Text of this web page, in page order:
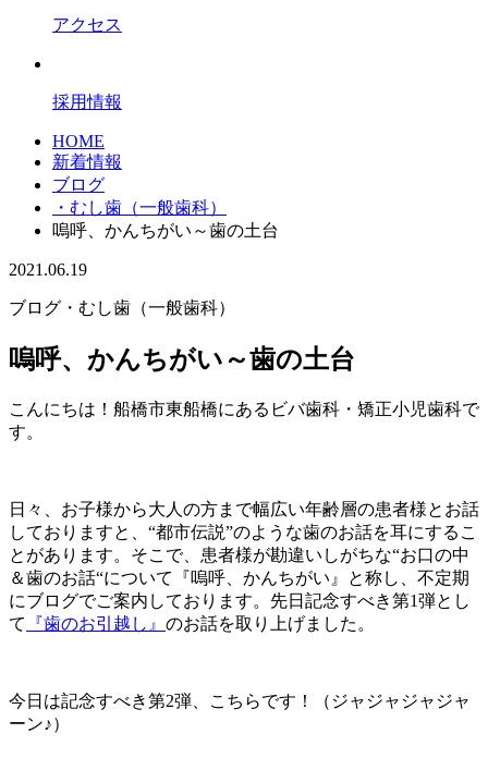
アクセス
採用情報
HOME
新着情報
ブログ
・むし歯（一般歯科）
嗚呼、かんちがい～歯の土台
2021.06.19
ブログ ・むし歯（一般歯科）
嗚呼、かんちがい～歯の土台
こんにちは！船橋市東船橋にあるビバ歯科・矯正小児歯科で
す。
日々、お子様から大人の方まで幅広い年齢層の患者様とお話
しておりますと、“都市伝説”のような歯のお話を耳にするこ
とがあります。そこで、患者様が勘違いしがちな“お口の中
＆歯のお話“について『嗚呼、かんちがい』と称し、不定期
にブログでご案内しております。先日記念すべき第1弾とし
て
『歯のお引越し』 のお話を取り上げました。
今日は記念すべき第2弾、こちらです！（ジャジャジャジャ
ーン♪）